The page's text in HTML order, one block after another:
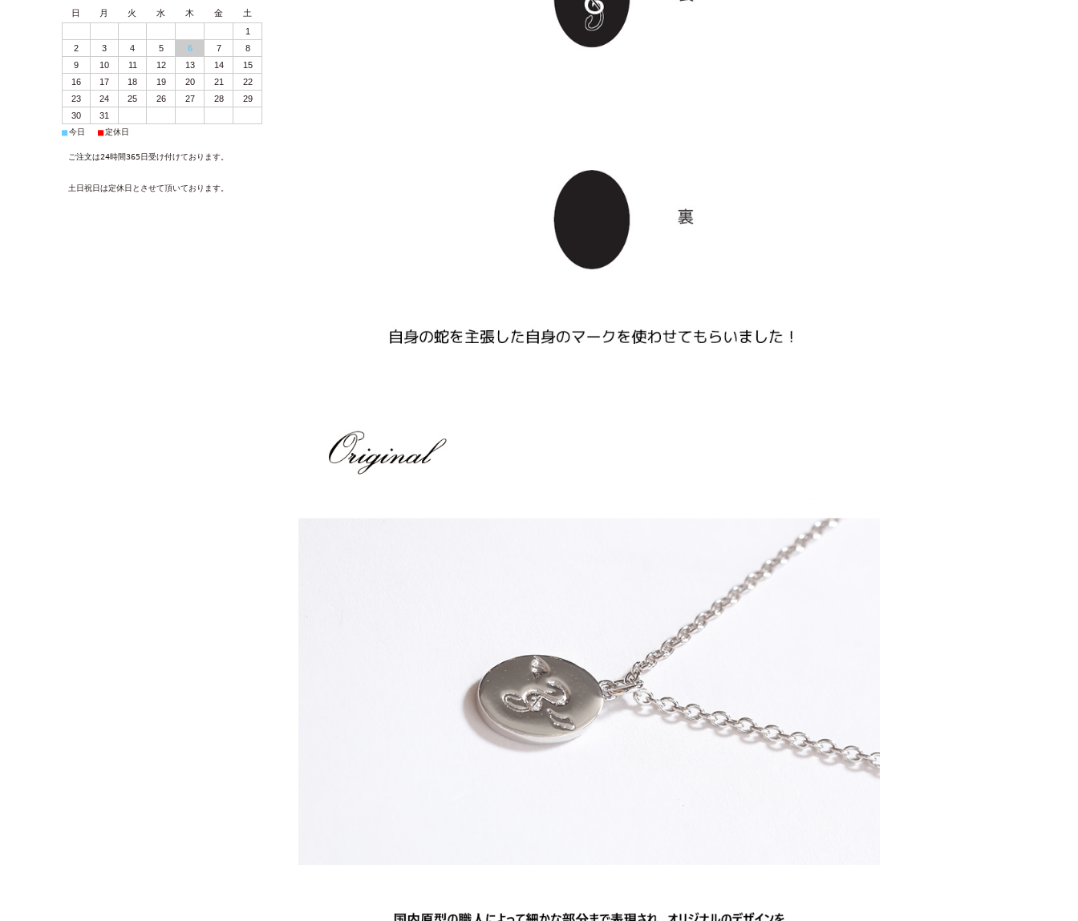
日 月 火 水 木 金
土
1
2
3 4 5 6 7
8
9
10 11 12 13 14
15
16
17 18 19 20 21
22
23
24 25 26 27 28
29
30
31
■今日 ■定休日
ご注文は24時間365日受け付けております。
土日祝日は定休日とさせて頂いております。